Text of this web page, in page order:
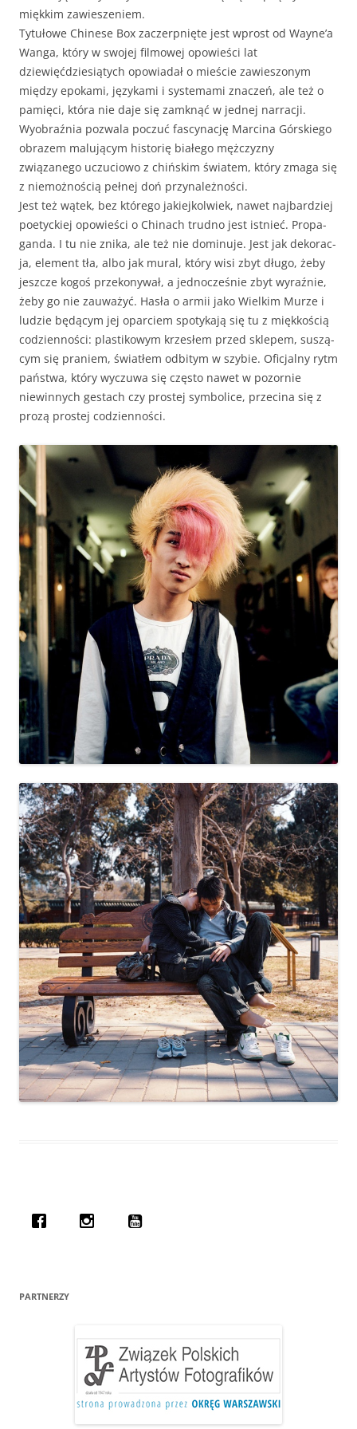
miękkim zawieszeniem.
Tytułowe Chi­nese Box zacz­erp­nięte jest wprost od Wayne’a
Wan­ga, który w swo­jej fil­mowej opowieś­ci lat
dziewięćdziesią­tych opowiadał o mieś­cie zaw­ies­zonym
między epoka­mi, języka­mi i sys­tema­mi znaczeń, ale też o
pamię­ci, która nie daje się zamknąć w jed­nej nar­racji.
Wyobraź­nia pozwala poczuć fas­cy­nację Marci­na Górskiego
obrazem malu­ją­cym his­torię białego mężczyzny
związanego uczu­ciowo z chińskim światem, który zma­ga się
z niemożnoś­cią pełnej doń przynależności.
Jest też wątek, bez którego jakiejkol­wiek, nawet najbardziej
poe­t­y­ck­iej opowieś­ci o Chi­nach trud­no jest ist­nieć. Pro­pa­
gan­da. I tu nie zni­ka, ale też nie domin­u­je. Jest jak deko­rac­
ja, ele­ment tła, albo jak mur­al, który wisi zbyt dłu­go, żeby
jeszcze kogoś przekony­wał, a jed­nocześnie zbyt wyraźnie,
żeby go nie zauważyć. Hasła o armii jako Wielkim Murze i
ludzie będą­cym jej opar­ciem spo­tyka­ją się tu z miękkoś­cią
codzi­en­noś­ci: plas­tikowym krzesłem przed sklepem, suszą­
cym się praniem, światłem odbitym w szy­bie. Ofic­jal­ny rytm
państ­wa, który wyczuwa się częs­to nawet w pozornie
niewin­nych ges­tach czy prostej sym­bo­l­ice, przeci­na się z
prozą prostej codzienności.
PARTNERZY